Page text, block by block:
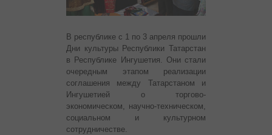
В республике с 1 по 3 апреля прошли
Дни культуры Республики Татарстан
в Республике Ингушетия. Они стали
очередным этапом реализации
соглашения между Татарстаном и
Ингушетией о торгово-
экономическом, научно-техническом,
социальном и культурном
сотрудничестве.